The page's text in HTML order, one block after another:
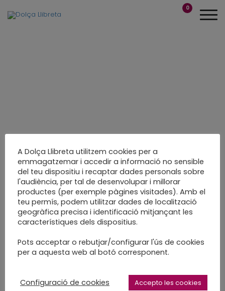
0
Amb Parc estudi a les
Tes Talks
Xerrada a Lanauva a Sabdell
A Dolça Llibreta utilitzem cookies per a
emmagatzemar i accedir a informació no sensible
del teu dispositiu i recaptar dades personals sobre
l'audiència, per tal de desenvolupar i millorar
productes (per exemple pàgines visitades). Amb el
teu permís, podem utilitzar dades de localització
geogràfica precisa i identificació mitjançant les
característiques dels dispositius.
Pots acceptar o rebutjar/configurar l'ús de cookies
per a aquesta web al botó corresponent.
Configuració de cookies Accepto les cookies